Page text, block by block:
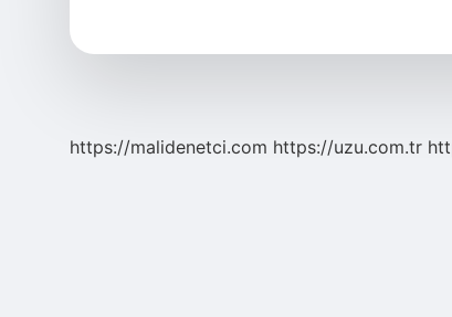
https://malidenetci.com https://uzu.com.tr